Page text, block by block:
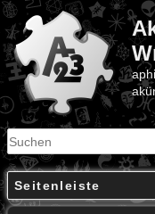
Seitenleiste